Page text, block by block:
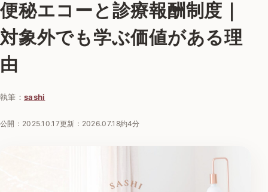
便秘エコーと診療報酬制度｜
対象外でも学ぶ価値がある理
由
執筆： sashi
公開： 2025.10.17更新： 2026.07.18約4分